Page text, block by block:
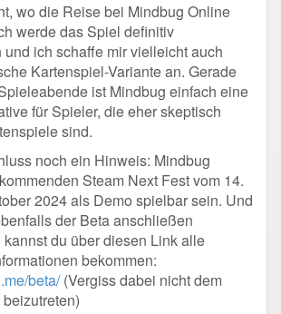
wo die Reise bei Mindbug Online
werde das Spiel definitiv
ich schaffe mir vielleicht auch
Kartenspiel-Variante an. Gerade
ist Mindbug einfach eine
für Spieler, die eher skeptisch
sind.
noch ein Hinweis: Mindbug
Steam Next Fest vom 14.
2024 als Demo spielbar sein. Und
der Beta anschließen
kannst du über diesen Link alle
bekommen:
beta/(Vergiss dabei nicht dem